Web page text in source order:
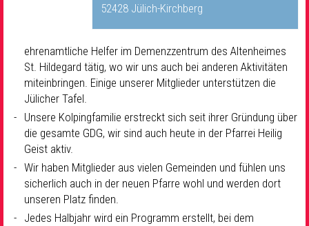
52428 Jülich-Kirchberg
ehrenamtliche Helfer im Demenzzentrum des Altenheimes
St. Hildegard tätig, wo wir uns auch bei anderen Aktivitäten
miteinbringen. Einige unserer Mitglieder unterstützen die
Jülicher Tafel.
Unsere Kolpingfamilie erstreckt sich seit ihrer Gründung über
die gesamte GDG, wir sind auch heute in der Pfarrei Heilig
Geist aktiv.
Wir haben Mitglieder aus vielen Gemeinden und fühlen uns
sicherlich auch in der neuen Pfarre wohl und werden dort
unseren Platz finden.
Jedes Halbjahr wird ein Programm erstellt, bei dem